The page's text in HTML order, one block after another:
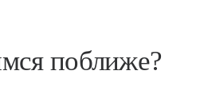
поближе?